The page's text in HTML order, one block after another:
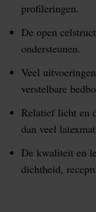
profileringen.
De open
ondersteunen.
Veel
verstelbare
Relatief licht en
dan veel
De kwaliteit en
dichtheid,